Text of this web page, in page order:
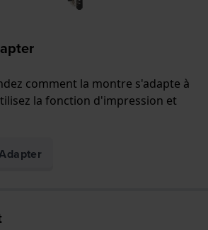
comment la montre s'adapte à
la fonction d'impression et